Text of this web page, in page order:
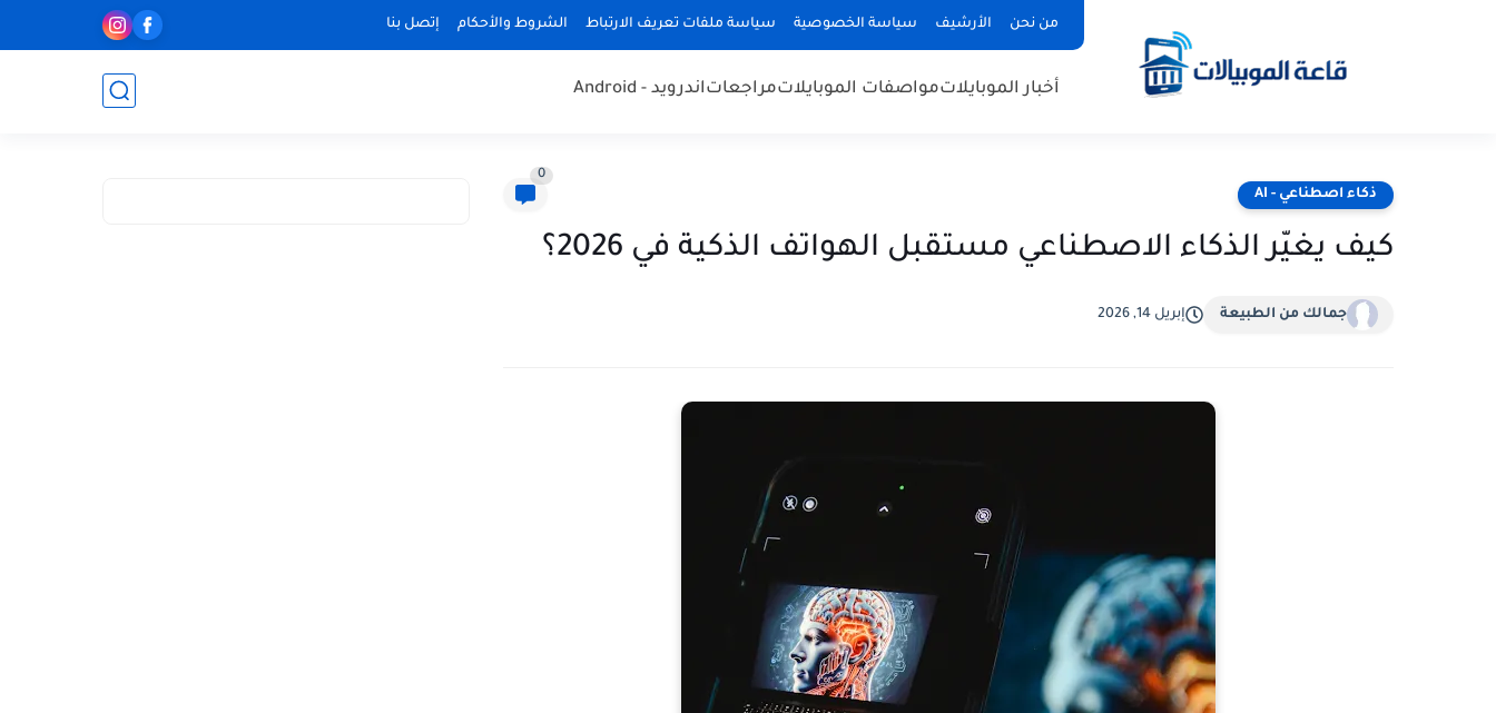
من نحن الأرشيف سياسة الخصوصية سياسة ملفات تعريف الارتباط الشروط والأحكام إتصل بنا
أخبار الموبايلاتمواصفات الموبايلاتمراجعاتاندرويد - Android
ذكاء اصطناعي - AI
0
كيف يغيّر الذكاء الاصطناعي مستقبل الهواتف الذكية في 2026؟
جمالك من الطبيعة إبريل 14, 2026